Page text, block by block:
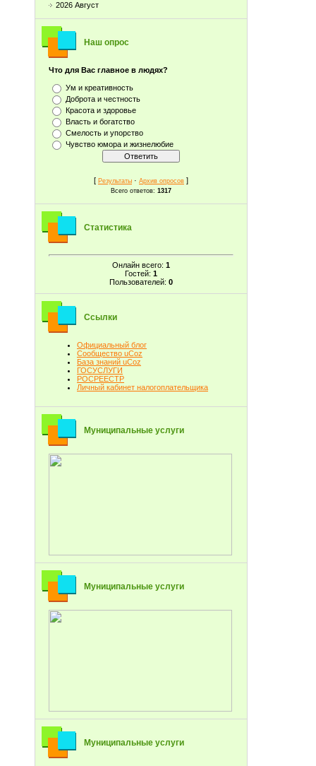
2026 Август
Наш опрос
Что для Вас главное в людях?
Ум и креативность
Доброта и честность
Красота и здоровье
Власть и богатство
Смелость и упорство
Чувство юмора и жизнелюбие
[ Результаты · Архив опросов ]
Всего ответов: 1317
Статистика
Онлайн всего: 1
Гостей: 1
Пользователей: 0
Ссылки
Официальный блог
Сообщество uCoz
База знаний uCoz
ГОСУСЛУГИ
РОСРЕЕСТР
Личный кабинет налогоплательщика
Муниципальные услуги
Муниципальные услуги
Муниципальные услуги